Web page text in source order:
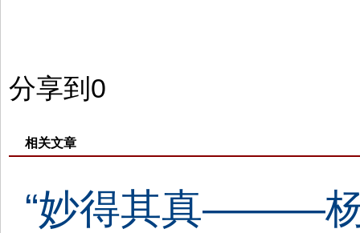
分享到 0
相关文章
“妙得其真———杨